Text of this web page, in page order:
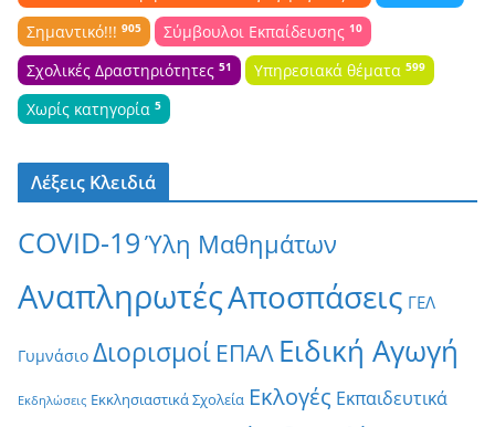
Σημαντικό!!! 905 Σύμβουλοι Εκπαίδευσης 10
Σχολικές Δραστηριότητες 51 Υπηρεσιακά θέματα 599
Χωρίς κατηγορία 5
Λέξεις Κλειδιά
COVID-19Ύλη Μαθημάτων
ΑναπληρωτέςΑποσπάσεις ΓΕΛ
Γυμνάσιο Διορισμοί ΕΠΑΛ Ειδική Αγωγή
Εκδηλώσεις Εκκλησιαστικά Σχολεία Εκλογές Εκπαιδευτικά